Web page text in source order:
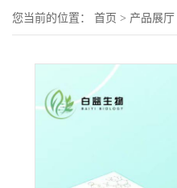
您当前的位置： 首页 > 产品展厅